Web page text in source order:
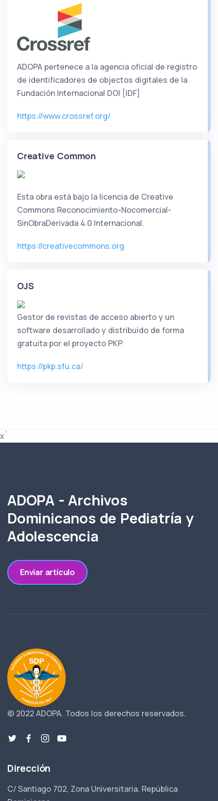
ADOPA pertenece a la agencia oficial de registro
de identificadores de objectos digitales de la
Fundación Internacional DOI [IDF]
https://www.crossref.org/
Creative Common
Esta obra está bajo la licencia de Creative
Commons Reconocimiento-Nocomercial-
SinObraDerivada 4.0 Internacional.
https://creativecommons.org
OJS
Gestor de revistas de acceso abierto y un
software desarrollado y distribuido de forma
gratuita por el proyecto PKP.
https://pkp.sfu.ca/
x`
ADOPA - Archivos
Dominicanos de Pediatría y
Adolescencia
Enviar artículo
© 2022 ADOPA. Todos los derechos reservados.
Dirección
C/ Santiago 702, Zona Universitaria, República